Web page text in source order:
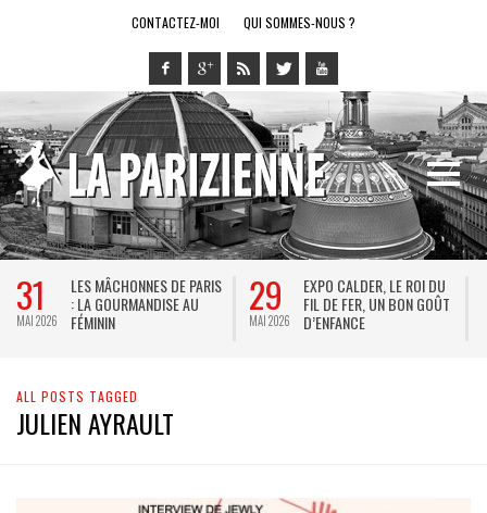
CONTACTEZ-MOI QUI SOMMES-NOUS ?
31
MAI 2026
LES MÂCHONNES DE PARIS
: LA GOURMANDISE AU
FÉMININ
29
MAI 2026
EXPO CALDER, LE ROI DU
FIL DE FER, UN BON GOÛT
D’ENFANCE
ALL POSTS TAGGED
JULIEN AYRAULT